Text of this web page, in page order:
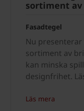
sortiment av
Fasadtegel
Nu
sortiment av
kan minska
designfrihet.
Läs mera